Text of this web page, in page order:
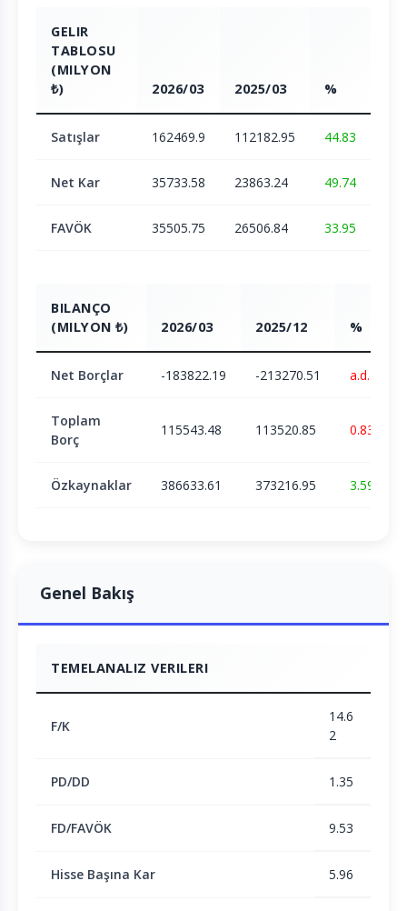
GELIR
TABLOSU
(MILYON
₺)
2026/03 2025/03 %
Satışlar 162469.9 112182.95 44.83
Net Kar 35733.58 23863.24 49.74
FAVÖK 35505.75 26506.84 33.95
BILANÇO
(MILYON ₺)
2026/03 2025/12 %
Net Borçlar -183822.19 -213270.51 a.d.
Toplam
Borç
115543.48 113520.85 0.83
Özkaynaklar 386633.61 373216.95 3.59
Genel Bakış
TEMELANALIZ VERILERI
F/K
14.6
2
PD/DD 1.35
FD/FAVÖK 9.53
Hisse Başına Kar 5.96